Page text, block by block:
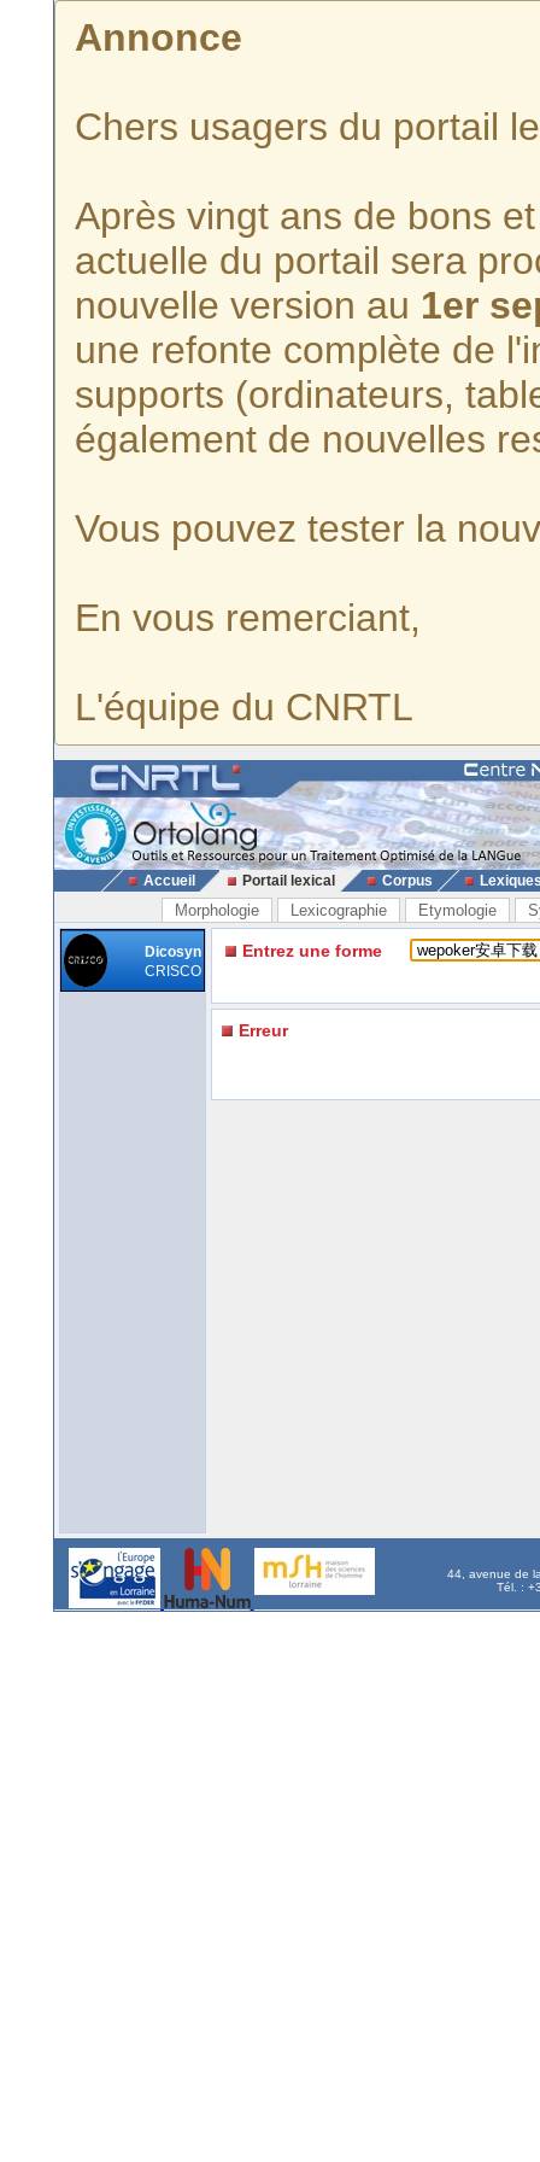
Annonce
Chers usagers du portail
Après vingt ans de bons
actuelle du portail sera
nouvelle version au 1er
une refonte complète de
supports (ordinateurs,
également de nouvelles
Vous pouvez tester la
En vous remerciant,
L'équipe du CNRTL
Accueil Portail lexical Corpus
Morphologie Lexicographie Etymologie
Dicosyn
CRISCO
Entrez une forme
Erreur
44, avenue de
Tél. :